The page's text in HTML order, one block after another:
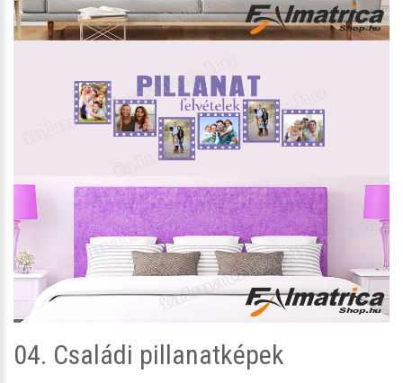
04. Családi pillanatképek